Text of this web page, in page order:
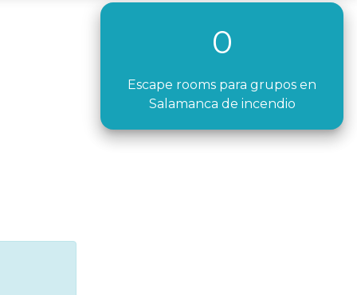
0
Escape rooms para grupos en
Salamanca de incendio